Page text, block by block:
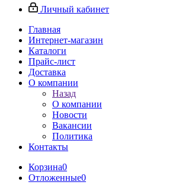
Личный кабинет
Главная
Интернет-магазин
Каталоги
Прайс-лист
Доставка
О компании
Назад
О компании
Новости
Вакансии
Политика
Контакты
Корзина0
Отложенные0